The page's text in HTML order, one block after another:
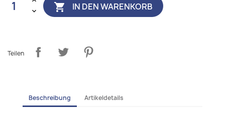
 IN DEN WARENKORB
Teilen
Beschreibung Artikeldetails